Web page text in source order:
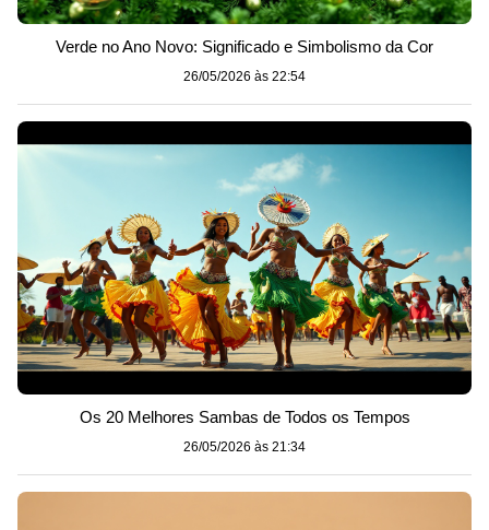
Verde no Ano Novo: Significado e Simbolismo da Cor
26/05/2026 às 22:54
Os 20 Melhores Sambas de Todos os Tempos
26/05/2026 às 21:34